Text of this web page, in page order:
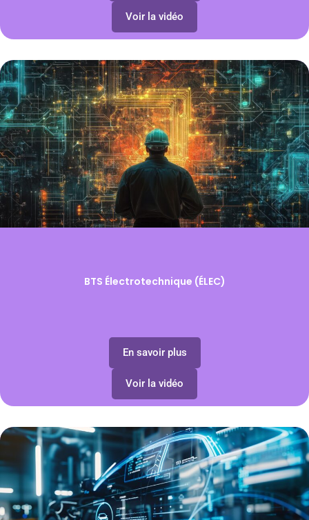
Voir la vidéo
BTS Électrotechnique (ÉLEC)
En savoir plus
Voir la vidéo